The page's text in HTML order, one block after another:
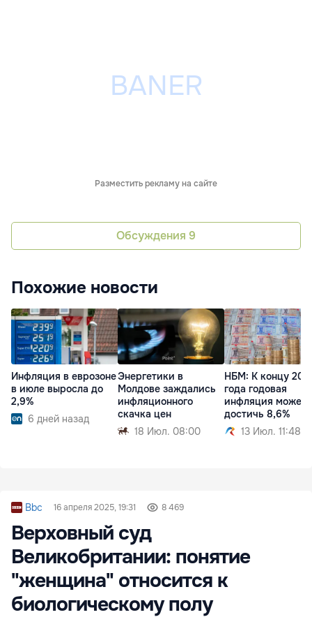
Разместить рекламу на сайте
Обсуждения 9
Похожие новости
Инфляция в еврозоне
в июле выросла до
2,9%
6 дней назад
Энергетики в
Молдове заждались
инфляционного
скачка цен
18 Июл. 08:00
НБМ: К концу
года годовая
инфляция может
достичь 8,6%
13 Июл. 11:48
Bbc 16 апреля 2025, 19:31 8 469
Верховный суд
Великобритании: понятие
"женщина" относится к
биологическому полу